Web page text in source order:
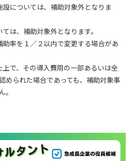
については、補助対象外となりま
は、補助対象外となります。
率を１／２以内で変更する場合があ
で、その導入費用の一部あるいは全
められた場合であっても、補助対象事
。